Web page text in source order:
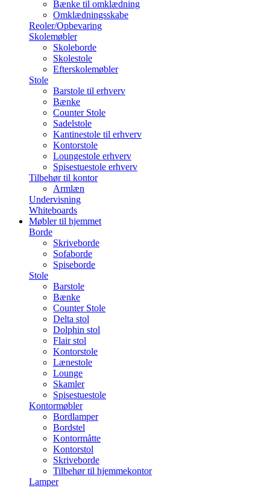
Bænke til omklædning
Omklædningsskabe
Reoler/Opbevaring
Skolemøbler
Skoleborde
Skolestole
Efterskolemøbler
Stole
Barstole til erhverv
Bænke
Counter Stole
Sadelstole
Kantinestole til erhverv
Kontorstole
Loungestole erhverv
Spisestuestole erhverv
Tilbehør til kontor
Armlæn
Undervisning
Whiteboards
Møbler til hjemmet
Borde
Skriveborde
Sofaborde
Spiseborde
Stole
Barstole
Bænke
Counter Stole
Delta stol
Dolphin stol
Flair stol
Kontorstole
Lænestole
Lounge
Skamler
Spisestuestole
Kontormøbler
Bordlamper
Bordstel
Kontormåtte
Kontorstol
Skriveborde
Tilbehør til hjemmekontor
Lamper